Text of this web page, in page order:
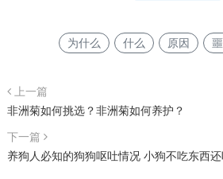
为什么 什么 原因
上一篇
非洲菊如何挑选？非洲菊如何养护？
下一篇
养狗人必知的狗狗呕吐情况 小狗不吃东西